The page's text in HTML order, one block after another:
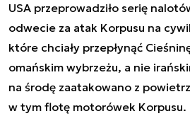
USA przeprowadziło serię
odwecie za atak Korpusu na
które chciały przepłynąć
omańskim wybrzeżu, a nie
na środę zaatakowano z
w tym flotę motorówek Korpusu.